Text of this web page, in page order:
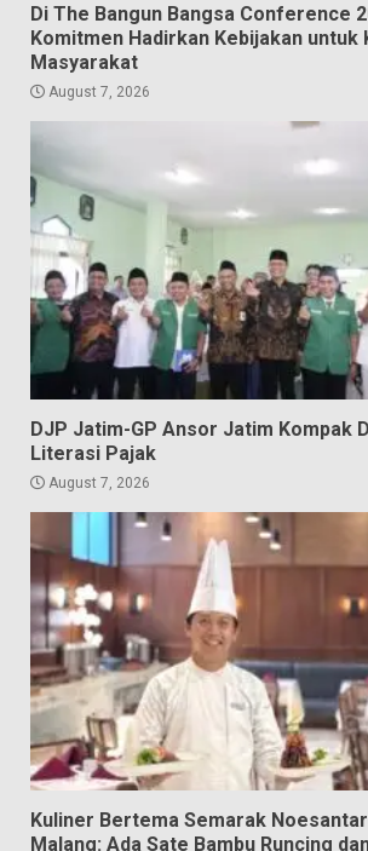
Di The Bangun Bangsa Conference
Komitmen Hadirkan Kebijakan untuk
Masyarakat
August 7, 2026
DJP Jatim-GP Ansor Jatim Kompak
Literasi Pajak
August 7, 2026
Kuliner Bertema Semarak
Malang: Ada Sate Bambu Runcing